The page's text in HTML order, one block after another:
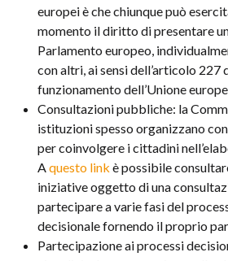
europei è che chiunque può
momento il diritto di presentare
Parlamento europeo,
con altri, ai sensi dell’articolo
funzionamento dell’Unione
Consultazioni pubbliche: la
istituzioni spesso organizzano
per coinvolgere i cittadini
Aquesto link è possibile
iniziative oggetto di una
partecipare a varie fasi del
decisionale fornendo il proprio
Partecipazione ai processi